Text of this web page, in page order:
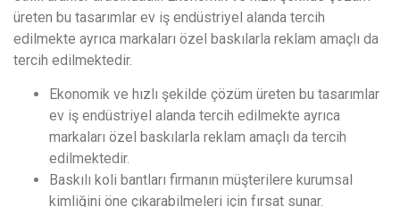
üreten bu tasarımlar ev iş endüstriyel alanda tercih
edilmekte ayrıca markaları özel baskılarla reklam amaçlı da
tercih edilmektedir.
Ekonomik ve hızlı şekilde çözüm üreten bu tasarımlar
ev iş endüstriyel alanda tercih edilmekte ayrıca
markaları özel baskılarla reklam amaçlı da tercih
edilmektedir.
Baskılı koli bantları firmanın müşterilere kurumsal
kimliğini öne çıkarabilmeleri için fırsat sunar.